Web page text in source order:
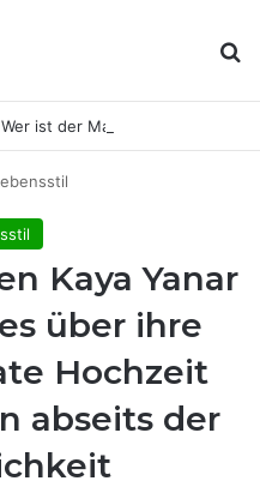
Kaya Yanar
über ihre
Hochzeit
abseits der